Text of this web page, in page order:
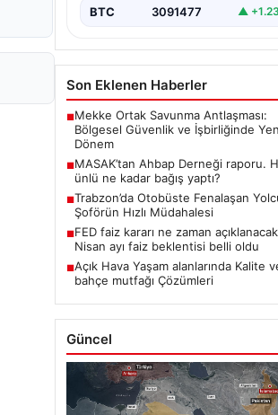
BTC 3091477 ▲
Son Eklenen Haberler
■Mekke Ortak Savunma Antlaşması:
Bölgesel Güvenlik ve İşbirliğinde
Dönem
■MASAK’tan Ahbap Derneği raporu.
ünlü ne kadar bağış yaptı?
■Trabzon’da Otobüste Fenalaşan
Şoförün Hızlı Müdahalesi
■FED faiz kararı ne zaman
Nisan ayı faiz beklentisi belli oldu
■Açık Hava Yaşam alanlarında Kalite
bahçe mutfağı Çözümleri
Güncel